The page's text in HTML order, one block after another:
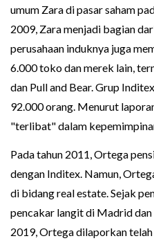
umum Zara di pasar saham
2009, Zara menjadi bagian
perusahaan induknya juga
6.000 toko dan merek lain,
dan Pull and Bear. Grup
92.000 orang. Menurut
"terlibat" dalam
Pada tahun 2011, Ortega
dengan Inditex. Namun,
di bidang real estate. Sejak
pencakar langit di Madrid
2019, Ortega dilaporkan